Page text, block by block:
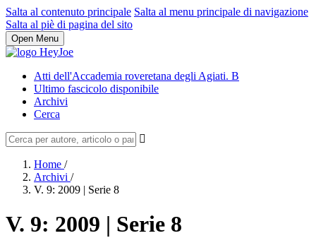
Salta al contenuto principale Salta al menu principale di navigazione
Salta al piè di pagina del sito
Open Menu
Atti dell'Accademia roveretana degli Agiati. B
Ultimo fascicolo disponibile
Archivi
Cerca
Home /
Archivi /
V. 9: 2009 | Serie 8
V. 9: 2009 | Serie 8